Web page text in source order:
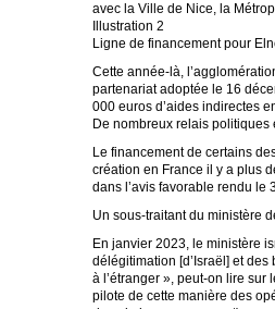
avec la Ville de Nice, la
Illustration 2
Ligne de financement pour
Cette année-là,
partenariat adoptée le 16
000 euros d’aides indirectes
De nombreux relais politiques
Le financement de certains
création en France il y a plus
dans l’avis favorable rendu le
Un sous-traitant du ministère
En janvier 2023, le ministère
délégitimation [d’Israël] et
à l’étranger », peut-on lire
pilote de cette manière des